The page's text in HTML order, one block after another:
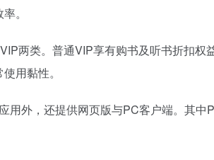
。
两类。普通VIP享有购书及听书折扣
用黏性。
用外，还提供网页版与PC客户端。其